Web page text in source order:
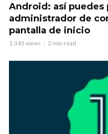
Android: así puedes
administrador de
pantalla de inicio
1.345 views 2 min read